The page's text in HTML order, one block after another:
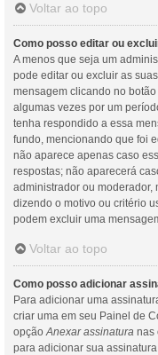
Voltar ao topo
Como posso editar ou
A menos que seja um
pode editar ou excluir as
mensagem clicando no
algumas vezes por um
tenha respondido a essa
fundo, mencionando que foi
não aparece apenas caso
respostas; não aparecerá
administrador ou moderador,
dizendo o motivo ou critério
podem excluir uma
Voltar ao topo
Como posso adicionar
Para adicionar uma
criar uma em seu Painel de
opçãoAnexar assinatura nas
para adicionar sua